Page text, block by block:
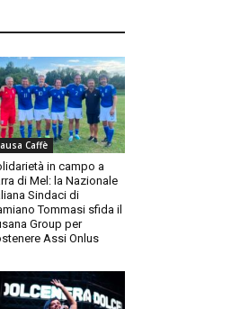
Caffè
in campo a
di Mel: la Nazionale
Sindaci di
Tommasi sfida il
Group per
Assi Onlus